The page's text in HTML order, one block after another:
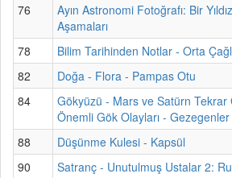
76
Ayın Astronomi Fotoğrafı: Bir
Aşamaları
78
Bilim Tarihinden Notlar - Orta
82
Doğa - Flora - Pampas Otu
84
Gökyüzü - Mars ve Satürn Tekrar
Önemli Gök Olayları - Gezegenler
88
Düşünme Kulesi - Kapsül
90
Satranç - Unutulmuş Ustalar 2: